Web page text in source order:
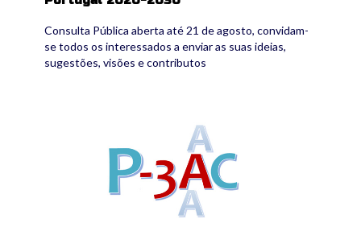
Consulta Pública aberta até 21 de agosto, convidam-
se todos os interessados a enviar as suas ideias,
sugestões, visões e contributos
p-3ac_show_thumbnail.png